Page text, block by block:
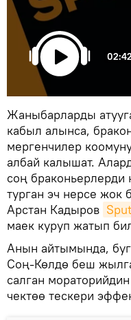
02:42
Жаныбарларды
кабыл алынса,
мергенчилер
албай калышат.
соң
турган эч нерсе жок
Арстан Кадыров
маек куруп жатып
Анын айтымында,
Соң-Көлдө беш
салган
чектөө тескери